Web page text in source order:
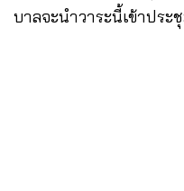
บาลจะนำวาระนี้เข้าประ